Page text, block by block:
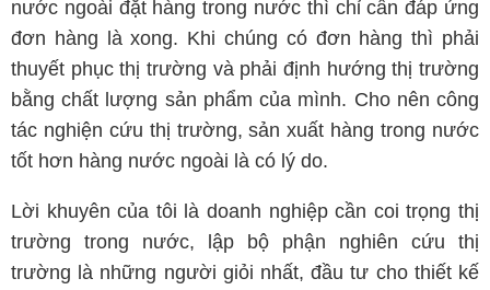
nước ngoài đặt hàng trong nước thì chỉ cần đáp ứng
đơn hàng là xong. Khi chúng có đơn hàng thì phải
thuyết phục thị trường và phải định hướng thị trường
bằng chất lượng sản phẩm của mình. Cho nên công
tác nghiện cứu thị trường, sản xuất hàng trong nước
tốt hơn hàng nước ngoài là có lý do.
Lời khuyên của tôi là doanh nghiệp cần coi trọng thị
trường trong nước, lập bộ phận nghiên cứu thị
trường là những người giỏi nhất, đầu tư cho thiết kế